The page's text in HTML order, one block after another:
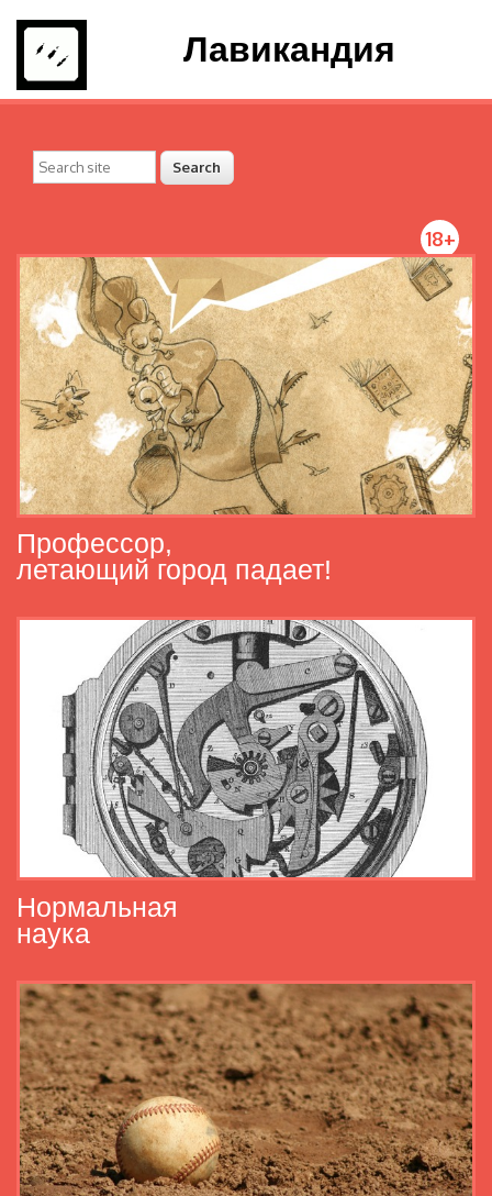
Лавикандия
18+
Профессор,
летающий город падает!
Нормальная
наука